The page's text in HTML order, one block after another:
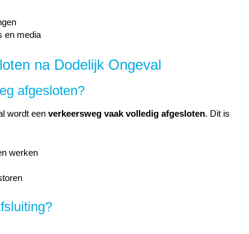
en media
na Dodelijk Ongeval
afgesloten?
wordt een verkeersweg vaak volledig afgesloten. Dit is
werken